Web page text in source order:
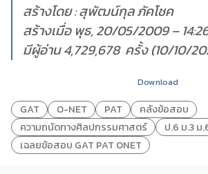
สร้างโดย : สุพัฒน์กุล ภัคโชค
สร้างเมื่อ พุธ, 20/05/2009 –
มีผู้อ่าน 4,729,678 ครั้ง (10/10/
Download
GAT O-NET PAT
คลังข้อสอบ
ความถนัดทางศิลปกรรมศาสตร์
ป.6 ม.3 ม
เฉลยข้อสอบ GAT PAT ONET